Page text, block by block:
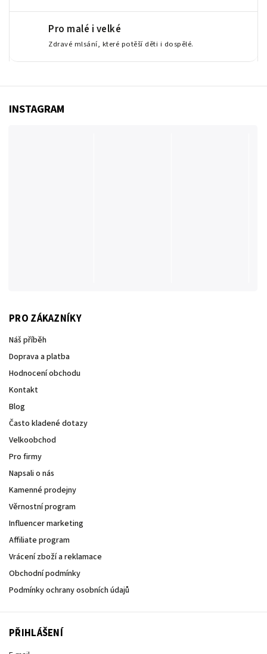
Pro malé i velké
Zdravé mlsání, které potěší děti i dospělé.
INSTAGRAM
PRO ZÁKAZNÍKY
Náš příběh
Doprava a platba
Hodnocení obchodu
Kontakt
Blog
Často kladené dotazy
Velkoobchod
Pro firmy
Napsali o nás
Kamenné prodejny
Věrnostní program
Influencer marketing
Affiliate program
Vrácení zboží a reklamace
Obchodní podmínky
Podmínky ochrany osobních údajů
PŘIHLÁŠENÍ